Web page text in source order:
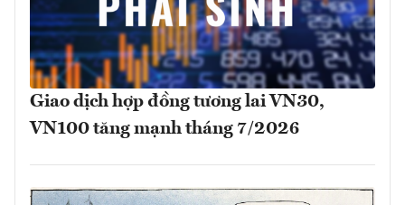
Giao dịch hợp đồng tương lai VN30,
VN100 tăng mạnh tháng 7/2026